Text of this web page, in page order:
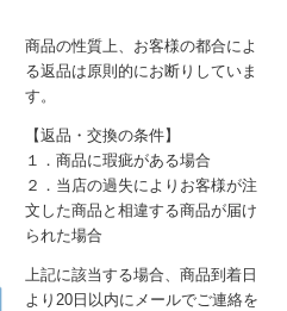
商品の性質上、お客様の都合によ
る返品は原則的にお断りしていま
す。
【返品・交換の条件】
１．商品に瑕疵がある場合
２．当店の過失によりお客様が注
文した商品と相違する商品が届け
られた場合
上記に該当する場合、商品到着日
より20日以内にメールでご連絡を